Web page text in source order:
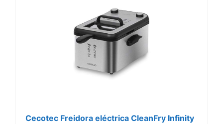
Cecotec Freidora eléctrica CleanFry Infinity